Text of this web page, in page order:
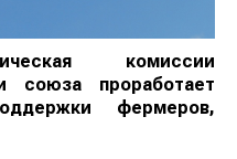
комиссии совместно
вопрос
сообщает